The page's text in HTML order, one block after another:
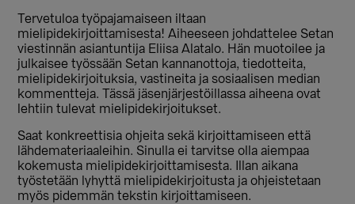
Tervetuloa työpajamaiseen iltaan
mielipidekirjoittamisesta! Aiheeseen johdattelee Setan
viestinnän asiantuntija Eliisa Alatalo. Hän muotoilee ja
julkaisee työssään Setan kannanottoja, tiedotteita,
mielipidekirjoituksia, vastineita ja sosiaalisen median
kommentteja. Tässä jäsenjärjestöillassa aiheena ovat
lehtiin tulevat mielipidekirjoitukset.
Saat konkreettisia ohjeita sekä kirjoittamiseen että
lähdemateriaaleihin. Sinulla ei tarvitse olla aiempaa
kokemusta mielipidekirjoittamisesta. Illan aikana
työstetään lyhyttä mielipidekirjoitusta ja ohjeistetaan
myös pidemmän tekstin kirjoittamiseen.